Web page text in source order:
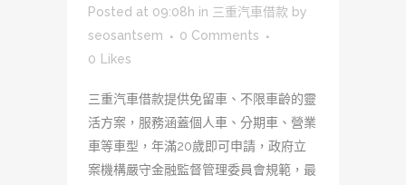
Posted at 09:08h in 三重汽車借款 by
seosantsem
0 Comments
0 Likes
三重汽車借款提供免留車、不限車齡的靈
活方案，服務涵蓋個人車、分期車、營業
車等車型，年滿20歲即可申請，政府立
案機構嚴守金融監督管理委員會規範，最